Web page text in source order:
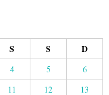
S S D
4 5
6
11 12 13